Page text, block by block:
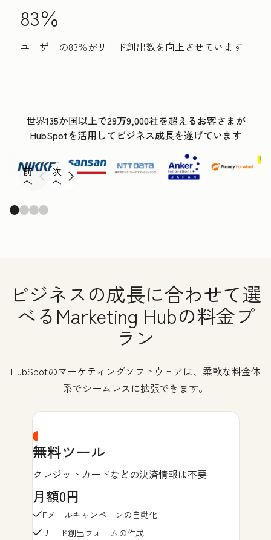
83％
ユーザーの83％がリード創出数を向上させています
世界135か国以上で29万9,000社を超えるお客さまが
HubSpotを活用してビジネス成長を遂げています
前
へ
次
へ
ビジネスの成長に合わせて選
べるMarketing Hubの料金プ
ラン
HubSpotのマーケティングソフトウェアは、柔軟な料金体
系でシームレスに拡張できます。
無料ツール
クレジットカードなどの決済情報は不要
月額0円
Eメールキャンペーンの自動化
リード創出フォームの作成